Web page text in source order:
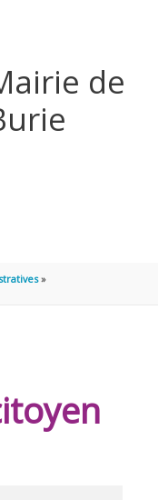
de